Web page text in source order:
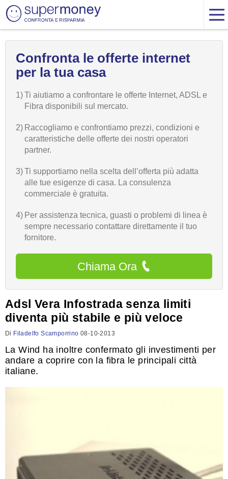
Confronta le offerte internet
per la tua casa
1)Ti aiutiamo a confrontare le offerte Internet, ADSL e
Fibra disponibili sul mercato.
2) Raccogliamo e confrontiamo prezzi, condizioni e
caratteristiche delle offerte dei nostri operatori
partner.
3)Ti supportiamo nella scelta dell’offerta più adatta
alle tue esigenze di casa. La consulenza
commerciale è gratuita.
4) Per assistenza tecnica, guasti o problemi di linea è
sempre necessario contattare direttamente il tuo
fornitore.
Chiama Ora
Adsl Vera Infostrada senza limiti
diventa più stabile e più veloce
Di Filadelfo Scamporrino 08-10-2013
La Wind ha inoltre confermato gli investimenti per
andare a coprire con la fibra le principali città
italiane.